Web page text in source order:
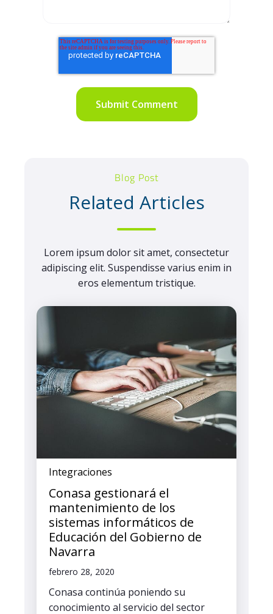
Blog Post
Related Articles
Lorem ipsum dolor sit amet, consectetur
adipiscing elit. Suspendisse varius enim in
eros elementum tristique.
Integraciones
Conasa gestionará el
mantenimiento de los
sistemas informáticos de
Educación del Gobierno de
Navarra
febrero 28, 2020
Conasa continúa poniendo su
conocimiento al servicio del sector